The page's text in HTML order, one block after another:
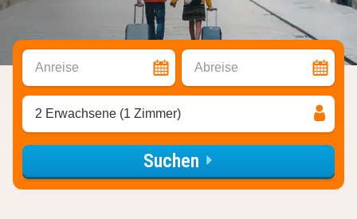
Anreise Abreise
2 Erwachsene (1 Zimmer)
Suchen